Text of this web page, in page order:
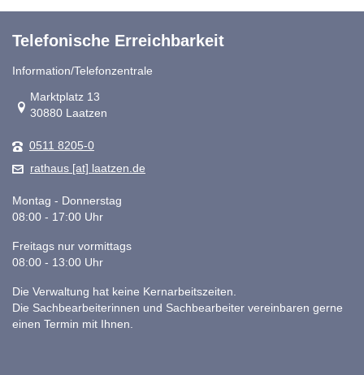
Telefonische Erreichbarkeit
Information/Telefonzentrale
Link zur Google-Maps Navigation
Marktplatz 13
30880 Laatzen
0511 8205-0
rathaus [at] laatzen.de
Montag - Donnerstag
08:00 - 17:00 Uhr
Freitags nur vormittags
08:00 - 13:00 Uhr
Die Verwaltung hat keine Kernarbeitszeiten.
Die Sachbearbeiterinnen und Sachbearbeiter vereinbaren gerne
einen Termin mit Ihnen.